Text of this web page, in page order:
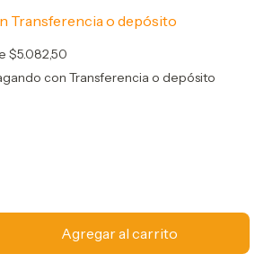
Transferencia o depósito
$5.082,50
con Transferencia o depósito